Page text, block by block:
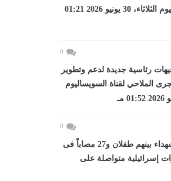
الاستقرار...اليوم الثلاثاء، 30 يونيو 2026 01:21
0
رئاسية جديدة لدعم وتطوير
الملاحي لقناة السويساليوم
0
4 شهداء بينهم طفلان و27 مصاباً فى
إسرائيلية متواصلة على